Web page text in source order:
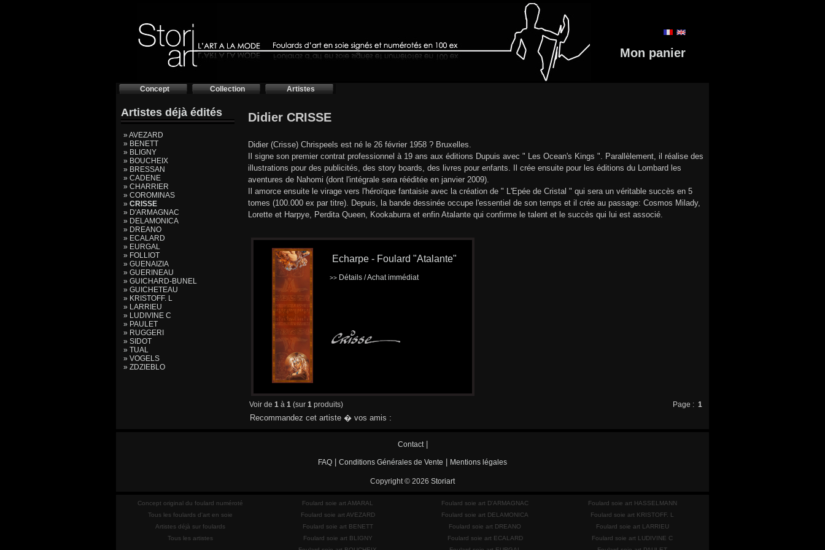
Mon panier
Concept Collection Artistes
Artistes déjà édités
» AVEZARD
» BENETT
» BLIGNY
» BOUCHEIX
» BRESSAN
» CADENE
» CHARRIER
» COROMINAS
» CRISSE
» D'ARMAGNAC
» DELAMONICA
» DREANO
» ECALARD
» EURGAL
» FOLLIOT
» GUENAIZIA
» GUERINEAU
» GUICHARD-BUNEL
» GUICHETEAU
» KRISTOFF. L
» LARRIEU
» LUDIVINE C
» PAULET
» RUGGERI
» SIDOT
» TUAL
» VOGELS
» ZDZIEBLO
Didier CRISSE
Didier (Crisse) Chrispeels est né le 26 février 1958 ? Bruxelles.
Il signe son premier contrat professionnel à 19 ans aux éditions Dupuis avec " Les Ocean's Kings ". Parallèlement, il réalise des
illustrations pour des publicités, des story boards, des livres pour enfants. Il crée ensuite pour les éditions du Lombard les
aventures de Nahomi (dont l'intégrale sera rééditée en janvier 2009).
Il amorce ensuite le virage vers l'héroïque fantaisie avec la création de " L'Epée de Cristal " qui sera un véritable succès en 5
tomes (100.000 ex par titre). Depuis, la bande dessinée occupe l'essentiel de son temps et il crée au passage: Cosmos Milady,
Lorette et Harpye, Perdita Queen, Kookaburra et enfin Atalante qui confirme le talent et le succès qui lui est associé.
Echarpe - Foulard "Atalante"
>> Détails / Achat immédiat
Voir de 1 à 1 (sur 1 produits) Page : 1
Recommandez cet artiste � vos amis :
Contact|
FAQ Conditions Générales de Vente Mentions légales
Copyright © 2026 Storiart
Concept original du foulard numéroté
Tous les foulards d'art en soie
Artistes déjà sur foulards
Tous les artistes
Foulard soie art AMARAL
Foulard soie art AVEZARD
Foulard soie art BENETT
Foulard soie art BLIGNY
Foulard soie art D'ARMAGNAC
Foulard soie art DELAMONICA
Foulard soie art DREANO
Foulard soie art ECALARD
Foulard soie art HASSELMANN
Foulard soie art KRISTOFF. L
Foulard soie art LARRIEU
Foulard soie art LUDIVINE C